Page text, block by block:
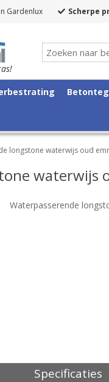
Gardenlux Scherpe
longstone waterwijs oud
waterwijs
Waterpasserende
Specificaties